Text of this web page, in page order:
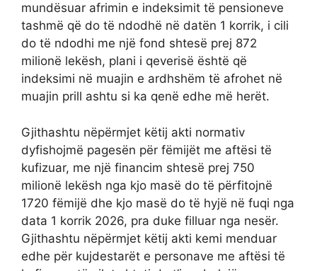
mundësuar afrimin e indeksimit të pensioneve
tashmë që do të ndodhë në datën 1 korrik, i cili
do të ndodhi me një fond shtesë prej 872
milionë lekësh, plani i qeverisë është që
indeksimi në muajin e ardhshëm të afrohet në
muajin prill ashtu si ka qenë edhe më herët.
Gjithashtu nëpërmjet këtij akti normativ
dyfishojmë pagesën për fëmijët me aftësi të
kufizuar, me një financim shtesë prej 750
milionë lekësh nga kjo masë do të përfitojnë
1720 fëmijë dhe kjo masë do të hyjë në fuqi nga
data 1 korrik 2026, pra duke filluar nga nesër.
Gjithashtu nëpërmjet këtij akti kemi menduar
edhe për kujdestarët e personave me aftësi të